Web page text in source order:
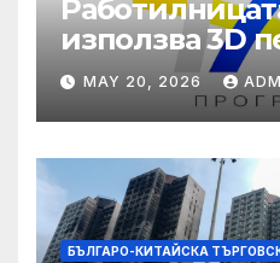
използва 3D
даде
работниците
MAY 20, 2026
БЪЛГАРО-КИТАЙСКА